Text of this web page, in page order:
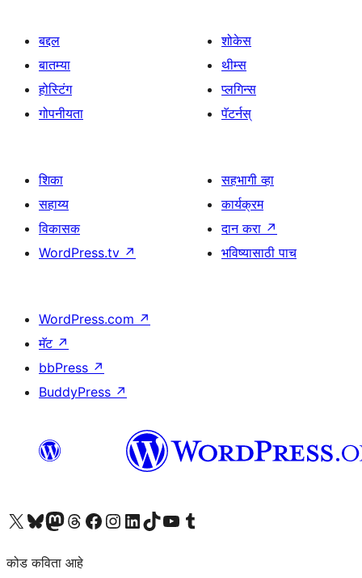
बद्दल
बातम्या
होस्टिंग
गोपनीयता
शोकेस
थीम्स
प्लगिन्स
पॅटर्नस्
शिका
सहाय्य
विकासक
WordPress.tv ↗
सहभागी व्हा
कार्यक्रम
दान करा ↗
भविष्यासाठी पाच
WordPress.com ↗
मॅट ↗
bbPress ↗
BuddyPress ↗
आमच्या X (एक्स) (पूर्वीचे ट्विटर) खात्याला भेट द्या आमच्या ब्लूस्की खात्याला भेट द्या.आमच्या Mastodon खात्याला भेट द्या.आमच्या थ्रेड्स खात्याला भेट द्या. आमच्या फेसबुक पेजला भेट द्या आमच्या इंस्टाग्राम खात्याला भेट द्या आमच्या लिंक्डइन खात्याला भेट द्या आमच्या टिकटॉक अकाउंटला भेट द्या.आमच्या यूट्यूब चॅनेलला भेट द्या आमच्या टंबलर खात्याला भेट द्या.
कोड कविता आहे